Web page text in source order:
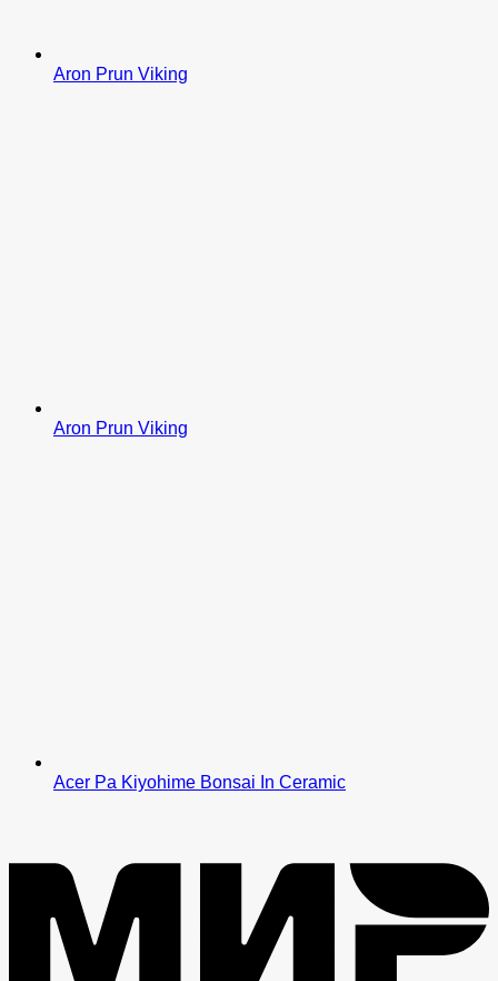
Aron Prun Viking
Aron Prun Viking
Acer Pa Kiyohime Bonsai In Ceramic